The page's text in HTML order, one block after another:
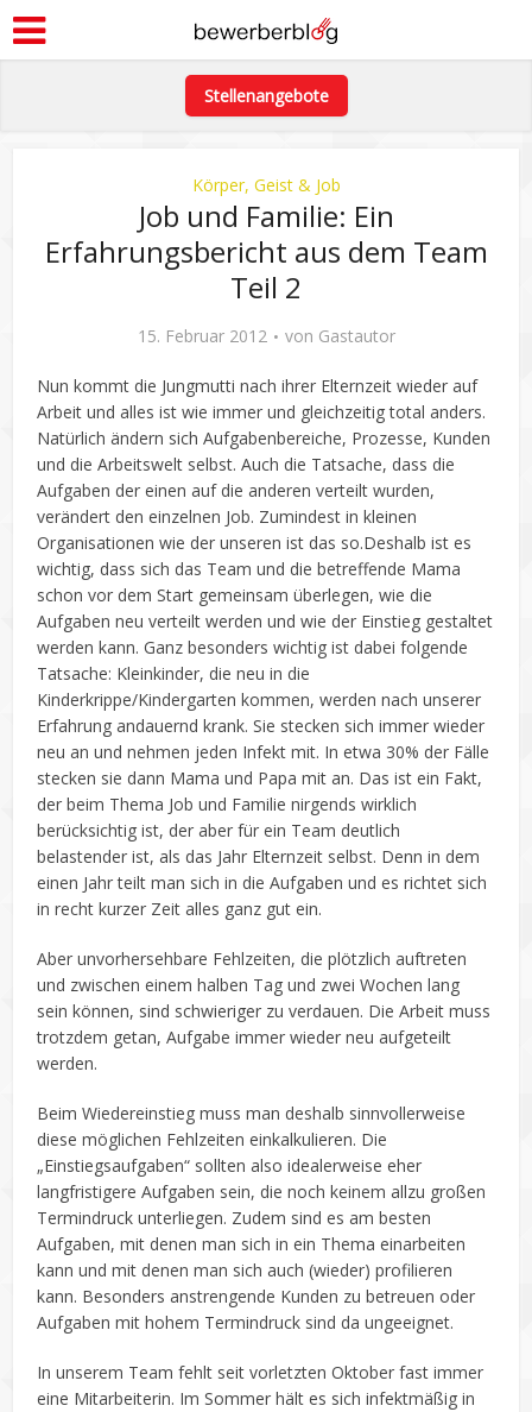
Stellenangebote
Körper, Geist & Job
Job und Familie: Ein
Erfahrungsbericht aus dem Team
Teil 2
15. Februar 2012 von Gastautor
Nun kommt die Jungmutti nach ihrer Elternzeit wieder auf
Arbeit und alles ist wie immer und gleichzeitig total anders.
Natürlich ändern sich Aufgabenbereiche, Prozesse, Kunden
und die Arbeitswelt selbst. Auch die Tatsache, dass die
Aufgaben der einen auf die anderen verteilt wurden,
verändert den einzelnen Job. Zumindest in kleinen
Organisationen wie der unseren ist das so.Deshalb ist es
wichtig, dass sich das Team und die betreffende Mama
schon vor dem Start gemeinsam überlegen, wie die
Aufgaben neu verteilt werden und wie der Einstieg gestaltet
werden kann. Ganz besonders wichtig ist dabei folgende
Tatsache: Kleinkinder, die neu in die
Kinderkrippe/Kindergarten kommen, werden nach unserer
Erfahrung andauernd krank. Sie stecken sich immer wieder
neu an und nehmen jeden Infekt mit. In etwa 30% der Fälle
stecken sie dann Mama und Papa mit an. Das ist ein Fakt,
der beim Thema Job und Familie nirgends wirklich
berücksichtig ist, der aber für ein Team deutlich
belastender ist, als das Jahr Elternzeit selbst. Denn in dem
einen Jahr teilt man sich in die Aufgaben und es richtet sich
in recht kurzer Zeit alles ganz gut ein.
Aber unvorhersehbare Fehlzeiten, die plötzlich auftreten
und zwischen einem halben Tag und zwei Wochen lang
sein können, sind schwieriger zu verdauen. Die Arbeit muss
trotzdem getan, Aufgabe immer wieder neu aufgeteilt
werden.
Beim Wiedereinstieg muss man deshalb sinnvollerweise
diese möglichen Fehlzeiten einkalkulieren. Die
„Einstiegsaufgaben“ sollten also idealerweise eher
langfristigere Aufgaben sein, die noch keinem allzu großen
Termindruck unterliegen. Zudem sind es am besten
Aufgaben, mit denen man sich in ein Thema einarbeiten
kann und mit denen man sich auch (wieder) profilieren
kann. Besonders anstrengende Kunden zu betreuen oder
Aufgaben mit hohem Termindruck sind da ungeeignet.
In unserem Team fehlt seit vorletzten Oktober fast immer
eine Mitarbeiterin. Im Sommer hält es sich infektmäßig in